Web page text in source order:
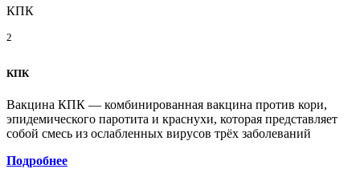
КПК
2
КПК
Вакцина КПК — комбинированная вакцина против кори,
эпидемического паротита и краснухи, которая представляет
собой смесь из ослабленных вирусов трёх заболеваний
Подробнее